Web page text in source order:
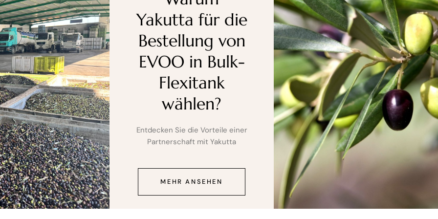
Yakutta für die
Bestellung von
EVOO in Bulk-
Flexitank
wählen?
Entdecken Sie die Vorteile einer
Partnerschaft mit Yakutta
MEHR ANSEHEN